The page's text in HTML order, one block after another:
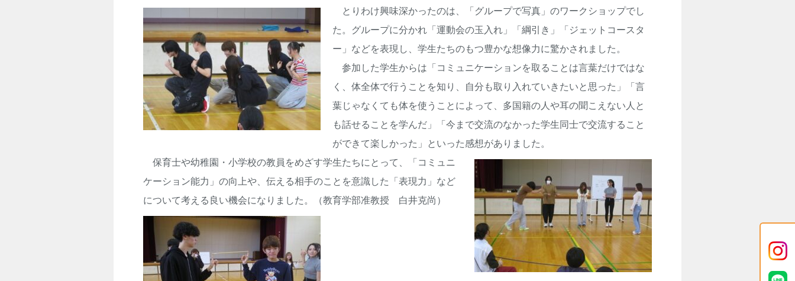
とりわけ興味深かったのは、「グループで写真」のワークショップでし
た。グループに分かれ「運動会の玉入れ」「綱引き」「ジェットコースタ
ー」などを表現し、学生たちのもつ豊かな想像力に驚かされました。
参加した学生からは「コミュニケーションを取ることは言葉だけではな
く、体全体で行うことを知り、自分も取り入れていきたいと思った」「言
葉じゃなくても体を使うことによって、多国籍の人や耳の聞こえない人と
も話せることを学んだ」「今まで交流のなかった学生同士で交流すること
ができて楽しかった」といった感想がありました。
保育士や幼稚園・小学校の教員をめざす学生たちにとって、「コミュニ
ケーション能力」の向上や、伝える相手のことを意識した「表現力」など
について考える良い機会になりました。（教育学部准教授 白井克尚）